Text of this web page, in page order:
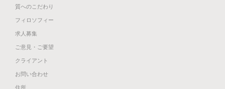
質へのこだわり
フィロソフィー
求人募集
ご意見・ご要望
クライアント
お問い合わせ
住所